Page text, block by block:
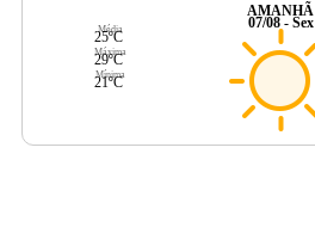
Média
25ºC
Máxima
29ºC
Mínima
21ºC
AMANHÃ
07/08 - Sex